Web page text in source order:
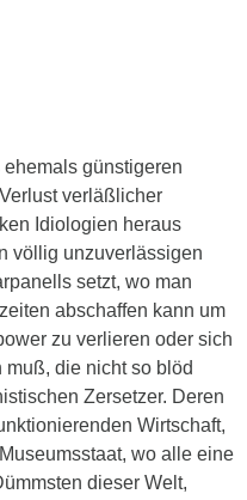
günstigeren
verläßlicher
Idiologien heraus
völlig unzuverlässigen
setzt, wo man
abschaffen kann um
zu verlieren oder sich
die nicht so blöd
Zersetzer. Deren
Wirtschaft,
wo alle eine
dieser Welt,